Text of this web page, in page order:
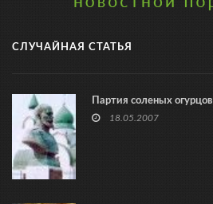
СЛУЧАЙНАЯ СТАТЬЯ
Партия соленых огурцов
18.05.2007